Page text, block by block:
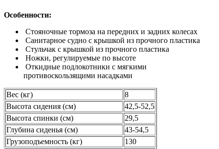
Особенности:
Стояночные тормоза на передних и задних колесах
Санитарное судно с крышкой из прочного пластика
Стульчак с крышкой из прочного пластика
Ножки, регулируемые по высоте
Откидные подлокотники с мягкими
противоскользящими насадками
Вес (кг)
8
Высота сидения (см)
42,5-52,5
Высота спинки (см)
29,5
Глубина сиденья (см)
43-54,5
Грузоподъемность (кг)
130